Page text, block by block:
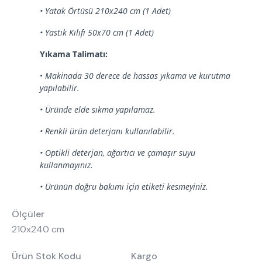
• Yatak Örtüsü 210x240 cm (1 Adet)
• Yastık Kılıfı 50x70 cm (1 Adet)
Yıkama Talimatı:
• Makinada 30 derece de hassas yıkama ve kurutma
yapılabilir.
• Üründe elde sıkma yapılamaz.
• Renkli ürün deterjanı kullanılabilir.
• Optikli deterjan, ağartıcı ve çamaşır suyu
kullanmayınız.
• Ürünün doğru bakımı için etiketi kesmeyiniz.
Ölçüler
210x240 cm
Ürün Stok Kodu
Kargo